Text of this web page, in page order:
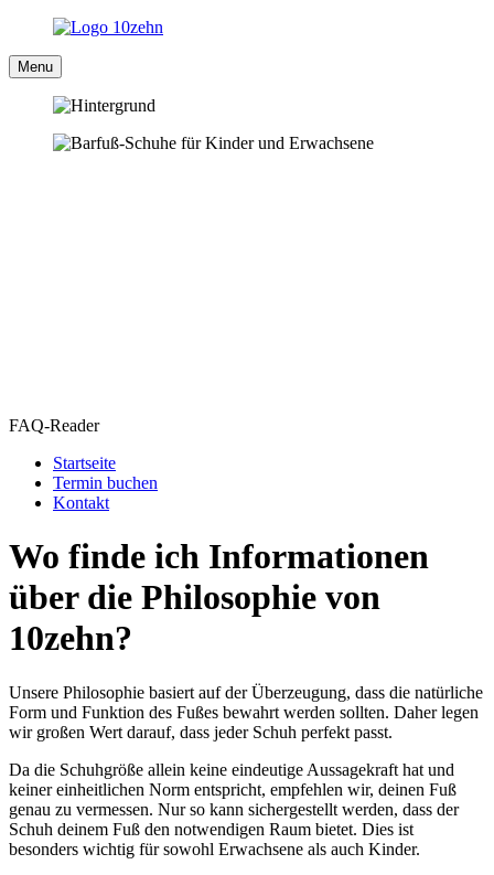
Menu
FAQ-Reader
Startseite
Termin buchen
Kontakt
Wo finde ich Informationen
über die Philosophie von
10zehn?
Unsere Philosophie basiert auf der Überzeugung, dass die natürliche
Form und Funktion des Fußes bewahrt werden sollten. Daher legen
wir großen Wert darauf, dass jeder Schuh perfekt passt.
Da die Schuhgröße allein keine eindeutige Aussagekraft hat und
keiner einheitlichen Norm entspricht, empfehlen wir, deinen Fuß
genau zu vermessen. Nur so kann sichergestellt werden, dass der
Schuh deinem Fuß den notwendigen Raum bietet. Dies ist
besonders wichtig für sowohl Erwachsene als auch Kinder.